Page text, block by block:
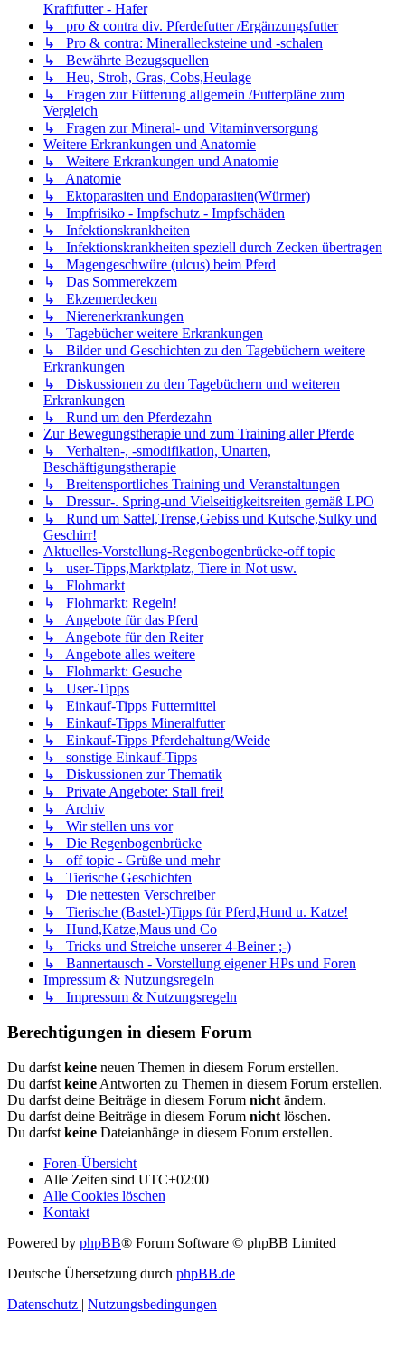
Kraftfutter - Hafer
↳ pro & contra div. Pferdefutter /Ergänzungsfutter
↳ Pro & contra: Minerallecksteine und -schalen
↳ Bewährte Bezugsquellen
↳ Heu, Stroh, Gras, Cobs,Heulage
↳ Fragen zur Fütterung allgemein /Futterpläne zum
Vergleich
↳ Fragen zur Mineral- und Vitaminversorgung
Weitere Erkrankungen und Anatomie
↳ Weitere Erkrankungen und Anatomie
↳ Anatomie
↳ Ektoparasiten und Endoparasiten(Würmer)
↳ Impfrisiko - Impfschutz - Impfschäden
↳ Infektionskrankheiten
↳ Infektionskrankheiten speziell durch Zecken übertragen
↳ Magengeschwüre (ulcus) beim Pferd
↳ Das Sommerekzem
↳ Ekzemerdecken
↳ Nierenerkrankungen
↳ Tagebücher weitere Erkrankungen
↳ Bilder und Geschichten zu den Tagebüchern weitere
Erkrankungen
↳ Diskussionen zu den Tagebüchern und weiteren
Erkrankungen
↳ Rund um den Pferdezahn
Zur Bewegungstherapie und zum Training aller Pferde
↳ Verhalten-, -smodifikation, Unarten,
Beschäftigungstherapie
↳ Breitensportliches Training und Veranstaltungen
↳ Dressur-. Spring-und Vielseitigkeitsreiten gemäß LPO
↳ Rund um Sattel,Trense,Gebiss und Kutsche,Sulky und
Geschirr!
Aktuelles-Vorstellung-Regenbogenbrücke-off topic
↳ user-Tipps,Marktplatz, Tiere in Not usw.
↳ Flohmarkt
↳ Flohmarkt: Regeln!
↳ Angebote für das Pferd
↳ Angebote für den Reiter
↳ Angebote alles weitere
↳ Flohmarkt: Gesuche
↳ User-Tipps
↳ Einkauf-Tipps Futtermittel
↳ Einkauf-Tipps Mineralfutter
↳ Einkauf-Tipps Pferdehaltung/Weide
↳ sonstige Einkauf-Tipps
↳ Diskussionen zur Thematik
↳ Private Angebote: Stall frei!
↳ Archiv
↳ Wir stellen uns vor
↳ Die Regenbogenbrücke
↳ off topic - Grüße und mehr
↳ Tierische Geschichten
↳ Die nettesten Verschreiber
↳ Tierische (Bastel-)Tipps für Pferd,Hund u. Katze!
↳ Hund,Katze,Maus und Co
↳ Tricks und Streiche unserer 4-Beiner ;-)
↳ Bannertausch - Vorstellung eigener HPs und Foren
Impressum & Nutzungsregeln
↳ Impressum & Nutzungsregeln
Berechtigungen in diesem Forum
Du darfst keine neuen Themen in diesem Forum erstellen.
Du darfst keine Antworten zu Themen in diesem Forum erstellen.
Du darfst deine Beiträge in diesem Forum nicht ändern.
Du darfst deine Beiträge in diesem Forum nicht löschen.
Du darfst keine Dateianhänge in diesem Forum erstellen.
Foren-Übersicht
Alle Zeiten sind UTC+02:00
Alle Cookies löschen
Kontakt
Powered by phpBB® Forum Software © phpBB Limited
Deutsche Übersetzung durch phpBB.de
Datenschutz | Nutzungsbedingungen